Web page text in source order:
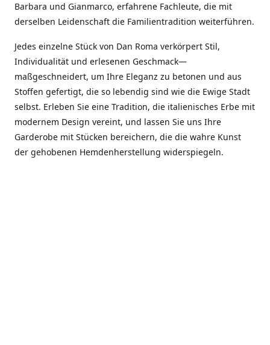
Barbara und Gianmarco, erfahrene Fachleute, die mit
derselben Leidenschaft die Familientradition weiterführen.
Jedes einzelne Stück von Dan Roma verkörpert Stil,
Individualität und erlesenen Geschmack—
maßgeschneidert, um Ihre Eleganz zu betonen und aus
Stoffen gefertigt, die so lebendig sind wie die Ewige Stadt
selbst. Erleben Sie eine Tradition, die italienisches Erbe mit
modernem Design vereint, und lassen Sie uns Ihre
Garderobe mit Stücken bereichern, die die wahre Kunst
der gehobenen Hemdenherstellung widerspiegeln.